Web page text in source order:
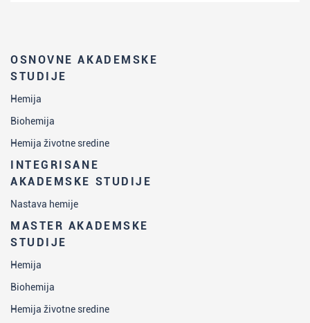
OSNOVNE AKADEMSKE
STUDIJE
Hemija
Biohemija
Hemija životne sredine
INTEGRISANE
AKADEMSKE STUDIJE
Nastava hemije
MASTER AKADEMSKE
STUDIJE
Hemija
Biohemija
Hemija životne sredine